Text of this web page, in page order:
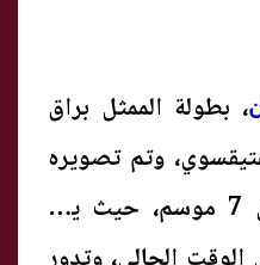
، بطولة الممثل براق
وتم تصويره
عام 2019، ويتكون من 7 موسم، حيث يتم